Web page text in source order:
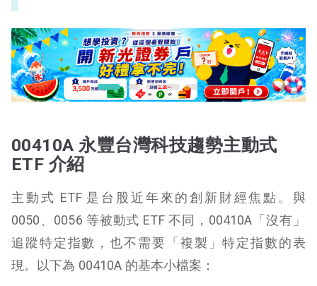
00410A 永豐台灣科技趨勢主動式
ETF 介紹
主動式 ETF 是台股近年來的創新財經焦點。與
0050、0056 等被動式 ETF 不同，00410A「沒有」
追蹤特定指數，也不需要「複製」特定指數的表
現。以下為 00410A 的基本小檔案：